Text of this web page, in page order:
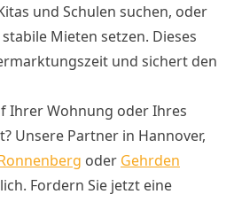
und Schulen suchen, oder
Mieten setzen. Dieses
und sichert den
Ihrer Wohnung oder Ihres
Unsere Partner in Hannover,
oder Gehrden
Fordern Sie jetzt eine